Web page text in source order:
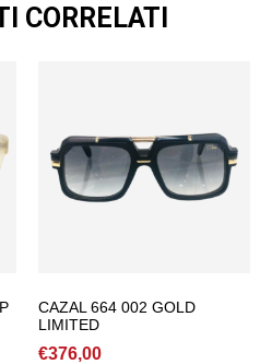
CORRELATI
CAZAL 664 002 GOLD
LIMITED
€376,00